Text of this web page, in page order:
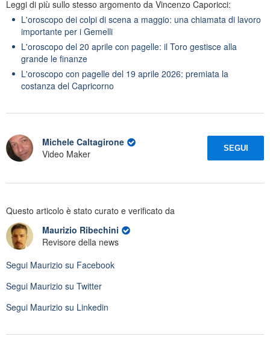
Leggi di più sullo stesso argomento da Vincenzo Caporicci:
L'oroscopo dei colpi di scena a maggio: una chiamata di lavoro
importante per i Gemelli
L'oroscopo del 20 aprile con pagelle: il Toro gestisce alla
grande le finanze
L'oroscopo con pagelle del 19 aprile 2026: premiata la
costanza del Capricorno
Michele Caltagirone
Video Maker
SEGUI
Questo articolo è stato curato e verificato da
Maurizio Ribechini
Revisore della news
Segui Maurizio su Facebook
Segui Maurizio su Twitter
Segui Maurizio su Linkedin